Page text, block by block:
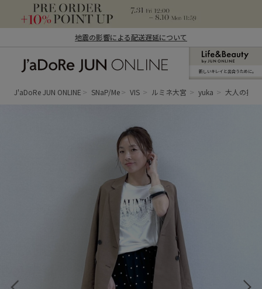
地震の影響による配送遅延について
ン オンライン）
新しいキレイと出合うために。
J'aDoRe JUN ONLINE SNaP/Me VIS ルミネ大宮 yuka 大人の抜